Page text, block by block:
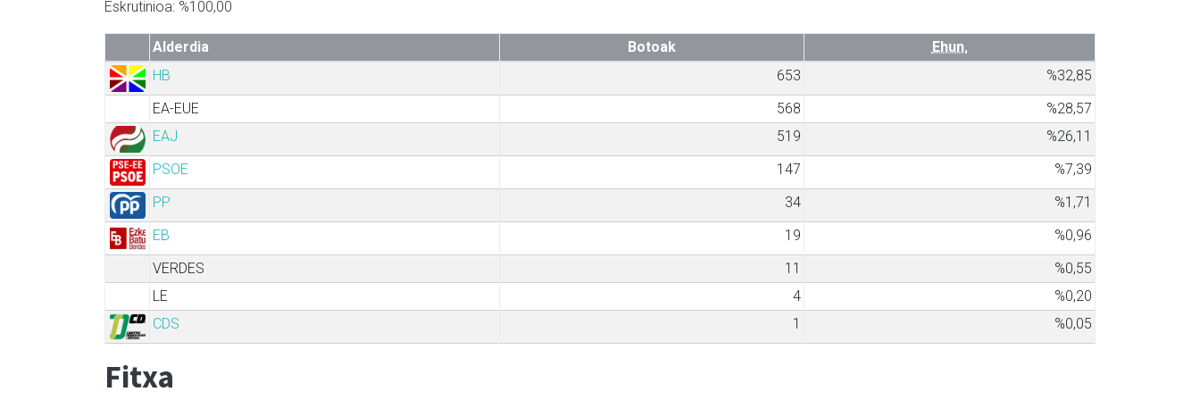
Eskrutinioa: %100,00
Alderdia Botoak
Ehun.
HB
653
%32,85
EA-EUE
568
%28,57
EAJ
519
%26,11
PSOE
147
%7,39
PP
34
%1,71
EB
19
%0,96
VERDES
11
%0,55
LE
4
%0,20
CDS
1 %0,05
Fitxa